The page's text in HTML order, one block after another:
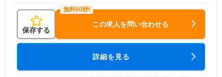
保存する
この求人を問い合わせる
詳細を見る